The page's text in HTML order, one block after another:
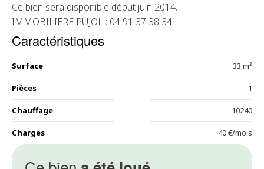
Ce bien sera disponible début juin 2014.
IMMOBILIERE PUJOL : 04 91 37 38 34.
Caractéristiques
Surface 33 m²
Pièces 1
Chauffage 10240
Charges 40 €/mois